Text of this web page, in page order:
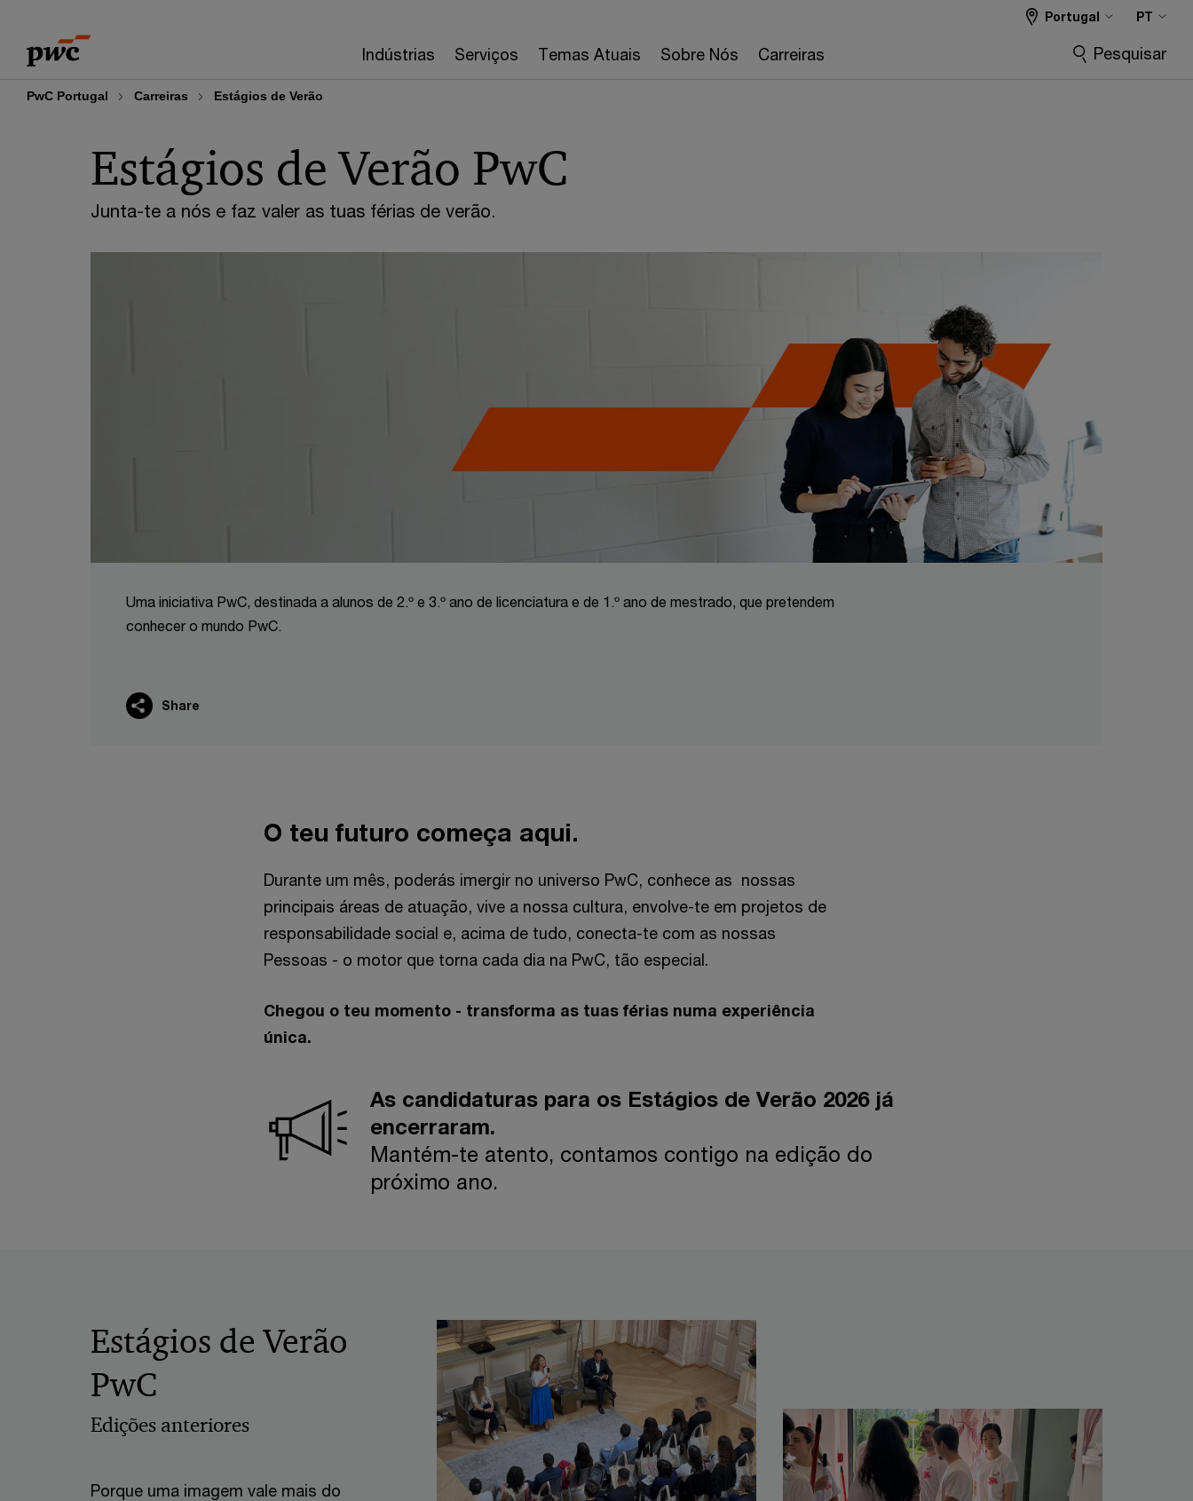
content
footer
Indústrias Serviços Temas Atuais Sobre Nós Carreiras
Portugal PT
Pesquisar
PwC Portugal Carreiras Estágios de Verão
Junta-te a nós e faz valer as tuas férias de verão.
Estágios de Verão PwC
Uma iniciativa PwC, destinada a alunos de 2.º e 3.º ano de licenciatura e de 1.º ano de mestrado, que pretendem
conhecer o mundo PwC.
Share
O teu futuro começa aqui.
Durante um mês, poderás imergir no universo PwC, conhece as nossas
principais áreas de atuação, vive a nossa cultura, envolve-te em projetos de
responsabilidade social e, acima de tudo, conecta-te com as nossas
Pessoas - o motor que torna cada dia na PwC, tão especial.
Chegou o teu momento - transforma as tuas férias numa experiência
única.
As candidaturas para os Estágios de Verão 2026 já
encerraram.
Mantém-te atento, contamos contigo na edição do
próximo ano.
Estágios de Verão
PwC
Edições anteriores
Porque uma imagem vale mais do